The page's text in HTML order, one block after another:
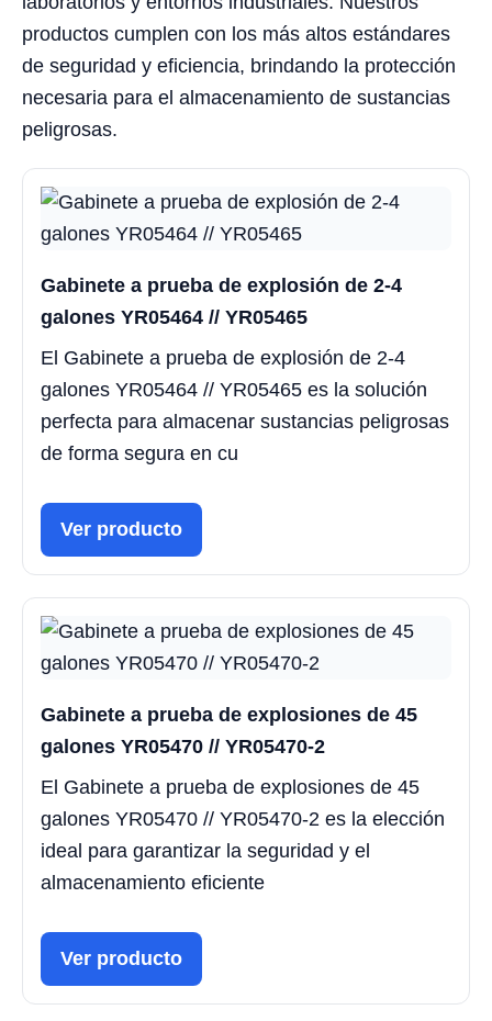
productos cumplen con los más altos estándares
de seguridad y eficiencia, brindando la protección
necesaria para el almacenamiento de sustancias
peligrosas.
Gabinete a prueba de explosión de 2-4
galones YR05464 // YR05465
El Gabinete a prueba de explosión de 2-4
galones YR05464 // YR05465 es la solución
perfecta para almacenar sustancias peligrosas
de forma segura en cu
Ver producto
Gabinete a prueba de explosiones de 45
galones YR05470 // YR05470-2
El Gabinete a prueba de explosiones de 45
galones YR05470 // YR05470-2 es la elección
ideal para garantizar la seguridad y el
almacenamiento eficiente
Ver producto